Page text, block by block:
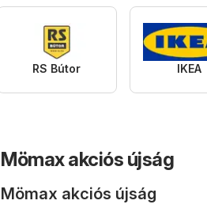
RS Bútor IKEA
Mömax akciós újság
Mömax akciós újság